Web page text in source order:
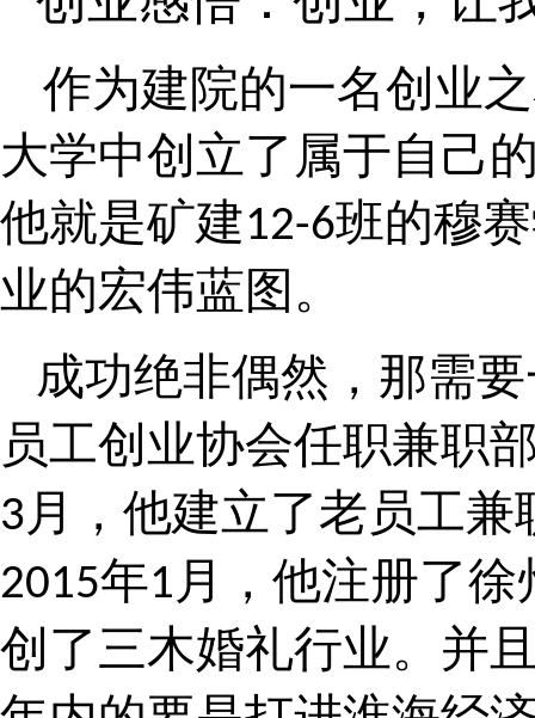
作为建院的一名创业
大学中创立了属于自己
他就是矿建12-6班的穆
业的宏伟蓝图。
成功绝非偶然，那需
员工创业协会任职兼职
3月，他建立了老员工
2015年1 月，他注册了
创了三木婚礼行业。并